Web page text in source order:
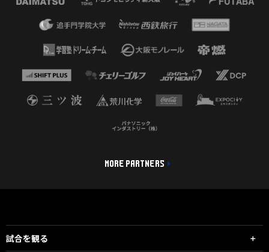
MORE PARTNERS
試合を観る